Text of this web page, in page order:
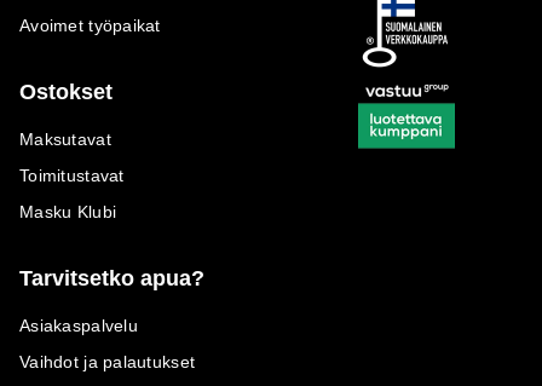
Avoimet työpaikat
Ostokset
Maksutavat
Toimitustavat
Masku Klubi
Tarvitsetko apua?
Asiakaspalvelu
Vaihdot ja palautukset